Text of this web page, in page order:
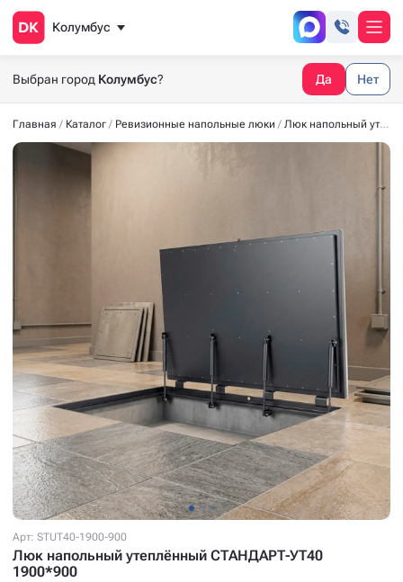
Колумбус
Выбран город Колумбус? Да Нет
Главная Каталог Ревизионные напольные люки Люк напольный утеплённый СТАНДАРТ-УТ40 1900*900
Арт: STUT40-1900-900
Люк напольный утеплённый СТАНДАРТ-УТ40
1900*900